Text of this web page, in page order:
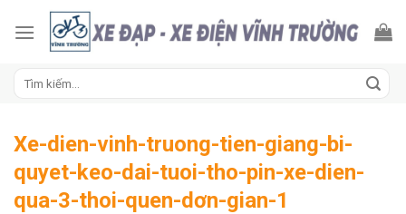
Xe-dien-vinh-truong-tien-giang-bi-
quyet-keo-dai-tuoi-tho-pin-xe-dien-
qua-3-thoi-quen-dơn-gian-1